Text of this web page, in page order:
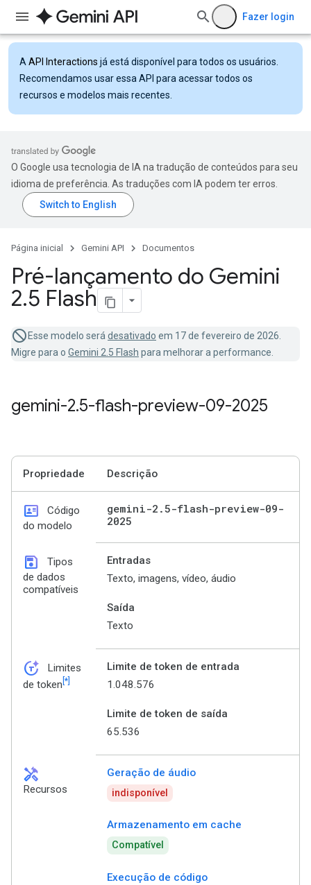
Fazer login
A API Interactions já está disponível para todos os usuários.
Recomendamos usar essa API para acessar todos os
recursos e modelos mais recentes.
O Google usa tecnologia de IA na tradução de conteúdos para seu
idioma de preferência. As traduções com IA podem ter erros.
Página inicial Gemini API Documentos
Pré-lançamento do Gemini
2.5 Flash
Esse modelo será desativado em 17 de fevereiro de 2026.
Migre para o Gemini 2.5 Flash para melhorar a performance.
gemini-2.5-flash-preview-09-2025
Propriedade Descrição
id_card
Código
do modelo
gemini-2 .5-flash-preview-09-
2025
save
Tipos
de dados
compatíveis
Entradas
Texto, imagens, vídeo, áudio
Saída
Texto
token_auto
Limites
de token [*]
Limite de token de entrada
1.048.576
Limite de token de saída
65.536
handyman
Recursos
Geração de áudio
indisponível
Armazenamento em cache
Compatível
Execução de código